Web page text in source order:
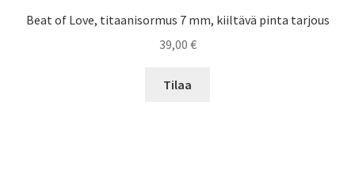
Beat of Love, titaanisormus 7 mm, kiiltävä pinta tarjous
39,00 €
Tilaa